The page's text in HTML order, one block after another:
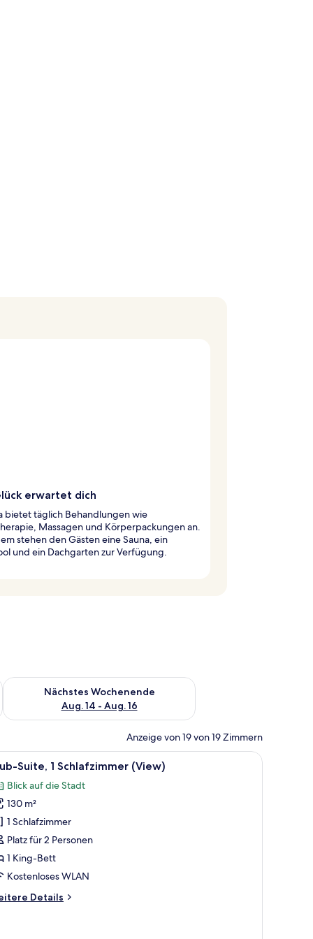
erwartet dich
bietet täglich Behandlungen wie
Massagen und Körperpackungen an.
stehen den Gästen eine Sauna, ein
und ein Dachgarten zur Verfügung.
Aug. 7 - Aug. 9.
Nächstes Wochenende
Aug. 14 - Aug. 16
Überprüfe die Verfügbarkeit für nächstes Wochenende, Aug.
Anzeige von 19 von 19 Zimmern
Bett, Blick auf die Stadt und einem kleinen Tisch mit einer Lampe.
Ein modernes Wohnzimmer mit großem
14 Suite, 1 Schlafzimmer (View)
Blick auf die Stadt
130 m²
1 Schlafzimmer
Platz für 2 Personen
1 King-Bett
Kostenloses WLAN
Details